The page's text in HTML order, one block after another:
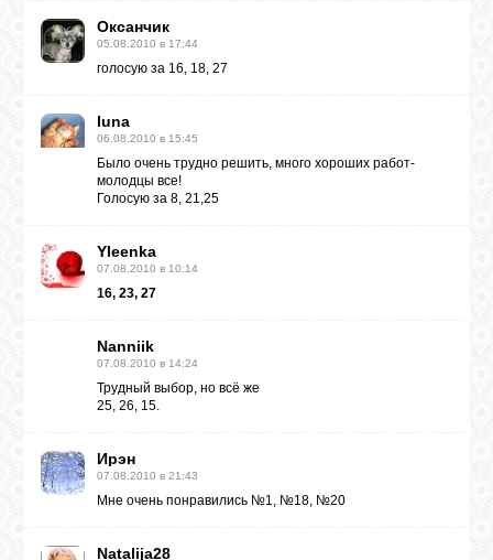
Оксанчик
05.08.2010 в 17:44
голосую за 16, 18, 27
luna
06.08.2010 в 15:45
Было очень трудно решить, много хороших работ-
молодцы все!
Голосую за 8, 21,25
Yleenka
07.08.2010 в 10:14
16, 23, 27
Nanniik
07.08.2010 в 14:24
Трудный выбор, но всё жe
25, 26, 15.
Ирэн
07.08.2010 в 21:43
Мне очень понравились №1, №18, №20
Natalija28